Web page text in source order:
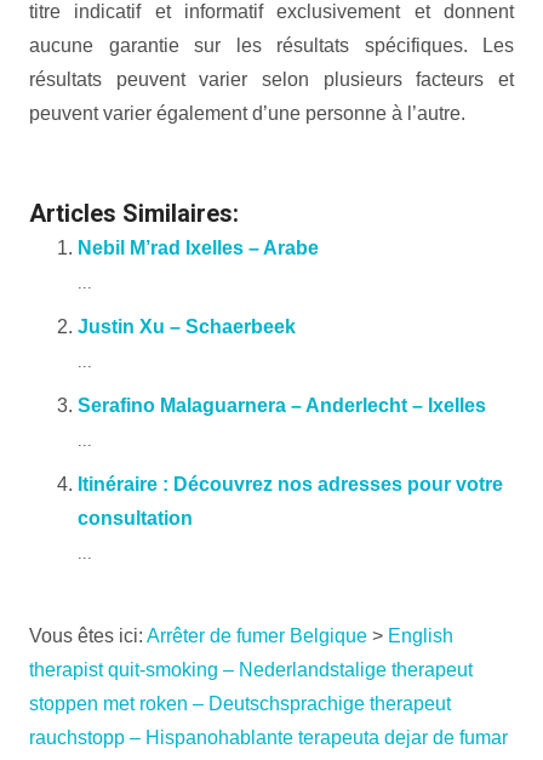
titre indicatif et informatif exclusivement et donnent
aucune garantie sur les résultats spécifiques. Les
résultats peuvent varier selon plusieurs facteurs et
peuvent varier également d’une personne à l’autre.
Articles Similaires:
Nebil M’rad Ixelles – Arabe
...
Justin Xu – Schaerbeek
...
Serafino Malaguarnera – Anderlecht – Ixelles
...
Itinéraire : Découvrez nos adresses pour votre
consultation
...
Vous êtes ici: Arrêter de fumer Belgique > English
therapist quit-smoking – Nederlandstalige therapeut
stoppen met roken – Deutschsprachige therapeut
rauchstopp – Hispanohablante terapeuta dejar de fumar